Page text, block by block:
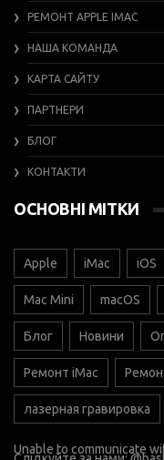
РЕМОНТ APPLE IMAC
НАША КОМАНДА
КАРТА САЙТУ
ПАРТНЕРИ
БЛОГ
КОНТАКТИ
ОСНОВНІ МІТКИ
Apple iMac iOS
Mac Mini macOS
Блог Новини
Ремонт iMac
лазерная гравировка
Unable to communicate